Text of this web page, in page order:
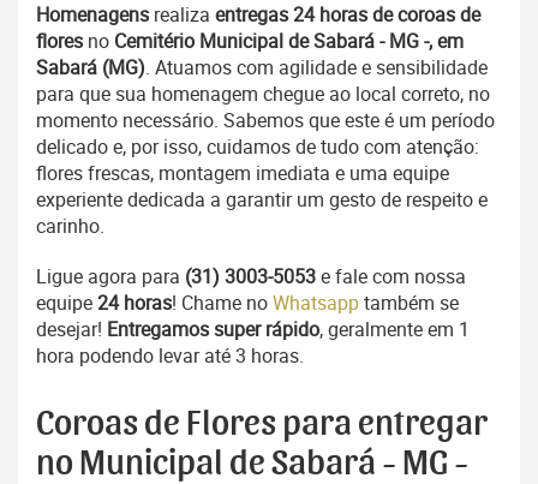
Homenagens realiza entregas 24 horas de coroas de
flores no Cemitério Municipal de Sabará - MG -, em
Sabará (MG). Atuamos com agilidade e sensibilidade
para que sua homenagem chegue ao local correto, no
momento necessário. Sabemos que este é um período
delicado e, por isso, cuidamos de tudo com atenção:
flores frescas, montagem imediata e uma equipe
experiente dedicada a garantir um gesto de respeito e
carinho.
Ligue agora para (31) 3003-5053e fale com nossa
equipe24 horas! Chame noWhatsapptambém se
desejar! Entregamos super rápido, geralmente em 1
hora podendo levar até 3 horas.
Coroas de Flores para entregar
no Municipal de Sabará - MG -